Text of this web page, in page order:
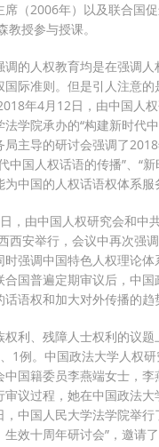
席（2006年）以及联合国
教授参与授课。
调的人权教育均是在强调
国际准则。但是引人注意
年4月12日，由中国人
学院承办的“构建新时代
局主导的研讨会强调了
中国人权话语的传播”、“
为中国的人权话语权体系服
，由中国人权研究会和中
西安举行，会议中再次强
时强调中国特色人权理论体
合国普遍定期审议后，中
语权和加大对外传播的趋
权利、残障人士权利的议
1例。中国政法大学人权
中国籍委员李燕端女士，
审议过程，她在中国政法
中国人民大学法学院举
效十周年研讨会”，邀请